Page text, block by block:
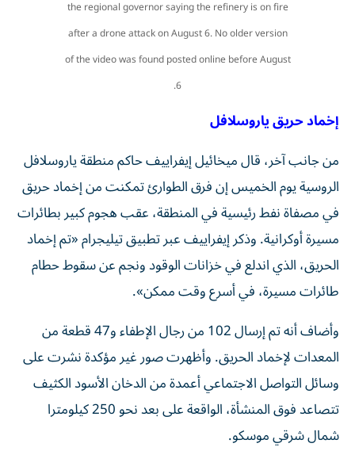
the regional governor saying the refinery is on fire
after a drone attack on August 6. No older version
of the video was found posted online before August
6.
إخماد حريق ياروسلافل
من جانب آخر، قال ميخائيل إيفراييف حاكم منطقة ياروسلافل
الروسية يوم الخميس إن فرق الطوارئ تمكنت ‌من إخماد حريق
في مصفاة نفط رئيسية في المنطقة، ​عقب هجوم ⁠كبير بطائرات
مسيرة أوكرانية. وذكر إيفراييف عبر تطبيق ‌تيليجرام «تم إخماد
الحريق، ‌الذي اندلع في خزانات الوقود ونجم عن سقوط حطام
طائرات مسيرة، في أسرع وقت ممكن».
وأضاف أنه تم إرسال 102 من رجال الإطفاء و47 قطعة من
المعدات لإخماد ⁠الحريق. وأظهرت صور غير مؤكدة نشرت على
وسائل التواصل الاجتماعي أعمدة من الدخان الأسود الكثيف
تتصاعد فوق المنشأة، الواقعة على بعد نحو 250 كيلومترا
شمال شرقي موسكو.